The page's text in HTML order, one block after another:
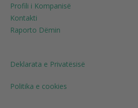
Profili i Kompanisë
Kontakti
Raporto Dëmin
Deklarata e Privatësisë
Politika e cookies